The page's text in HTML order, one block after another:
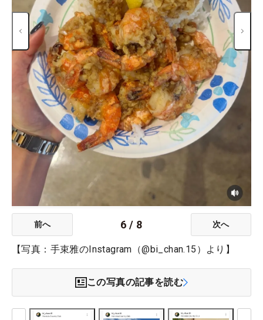
前へ 6 / 8 次へ
【写真：手束雅のInstagram（@bi_chan.15）より】
この写真の記事を読む